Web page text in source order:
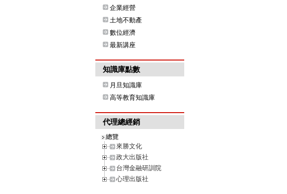
企業經營
土地不動產
數位經濟
最新講座
知識庫點數
月旦知識庫
高等教育知識庫
代理總經銷
總覽
來勝文化
政大出版社
台灣金融研訓院
心理出版社